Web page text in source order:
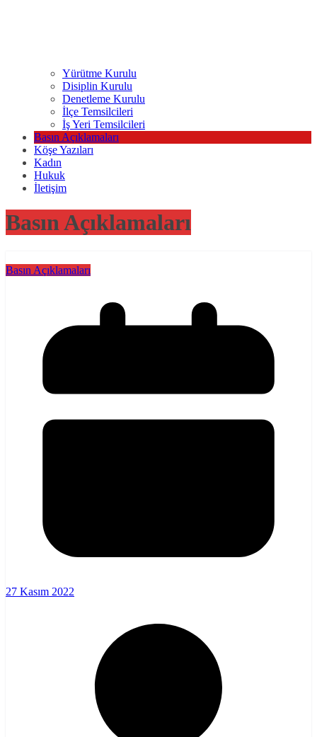
Yürütme Kurulu
Disiplin Kurulu
Denetleme Kurulu
İlçe Temsilcileri
İş Yeri Temsilcileri
Basın Açıklamaları
Köşe Yazıları
Kadın
Hukuk
İletişim
Basın Açıklamaları
Basın Açıklamaları
27 Kasım 2022